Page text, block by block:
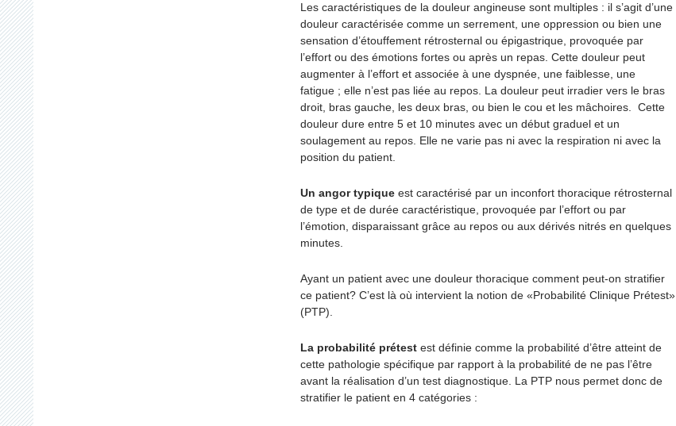
Les caractéristiques de la douleur angineuse sont multiples : il s’agit d’une
douleur caractérisée comme un serrement, une oppression ou bien une
sensation d’étouffement rétrosternal ou épigastrique, provoquée par
l’effort ou des émotions fortes ou après un repas. Cette douleur peut
augmenter à l’effort et associée à une dyspnée, une faiblesse, une
fatigue ; elle n’est pas liée au repos. La douleur peut irradier vers le bras
droit, bras gauche, les deux bras, ou bien le cou et les mâchoires. Cette
douleur dure entre 5 et 10 minutes avec un début graduel et un
soulagement au repos. Elle ne varie pas ni avec la respiration ni avec la
position du patient.
Un angor typique est caractérisé par un inconfort thoracique rétrosternal
de type et de durée caractéristique, provoquée par l’effort ou par
l’émotion, disparaissant grâce au repos ou aux dérivés nitrés en quelques
minutes.
Ayant un patient avec une douleur thoracique comment peut-on stratifier
ce patient? C’est là où intervient la notion de «Probabilité Clinique Prétest»
(PTP).
La probabilité prétest est définie comme la probabilité d’être atteint de
cette pathologie spécifique par rapport à la probabilité de ne pas l’être
avant la réalisation d’un test diagnostique. La PTP nous permet donc de
stratifier le patient en 4 catégories :